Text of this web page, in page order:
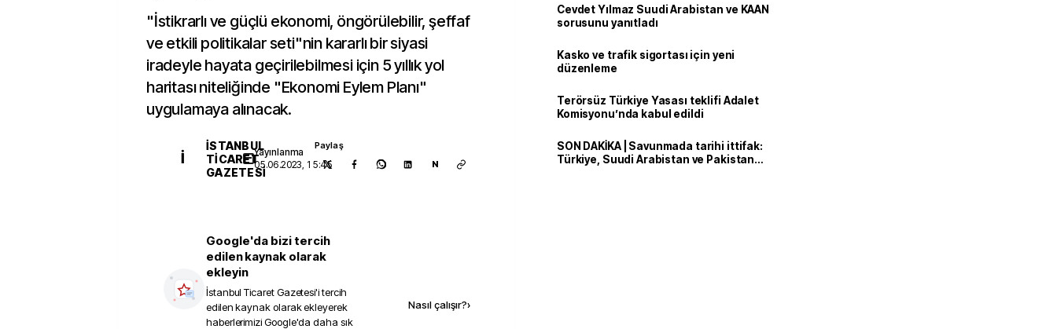
"İstikrarlı ve güçlü ekonomi, öngörülebilir, şeffaf
ve etkili politikalar seti"nin kararlı bir siyasi
iradeyle hayata geçirilebilmesi için 5 yıllık yol
haritası niteliğinde "Ekonomi Eylem Planı"
uygulamaya alınacak.
İ
İSTANBUL
TICARET
GAZETESI
Yayınlanma
05.06.2023, 15:45
Paylaş
N
Google'da bizi tercih
edilen kaynak olarak
ekleyin
İstanbul Ticaret Gazetesi'i tercih
edilen kaynak olarak ekleyerek
haberlerimizi Google'da daha sık
Nasıl çalışır?›
Cevdet Yılmaz Suudi Arabistan ve KAAN
sorusunu yanıtladı
Kasko ve trafik sigortası için yeni
düzenleme
Terörsüz Türkiye Yasası teklifi Adalet
Komisyonu’nda kabul edildi
SON DAKİKA | Savunmada tarihi ittifak:
Türkiye, Suudi Arabistan ve Pakistan